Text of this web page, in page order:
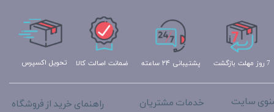
تحویل اکسپرس پشتیبانی ۲۴ ساعته 7 روز مهلت بازگشت ضمانت اصالت کالا
راهنمای خرید از فروشگاه خدمات مشتریان سایت